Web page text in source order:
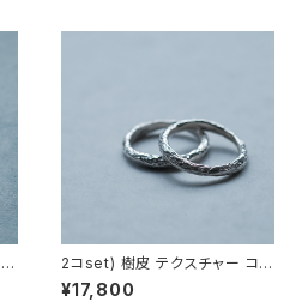
2コset) 樹皮 テクスチャー コン
ビ ペア リング シルバー925
¥17,800